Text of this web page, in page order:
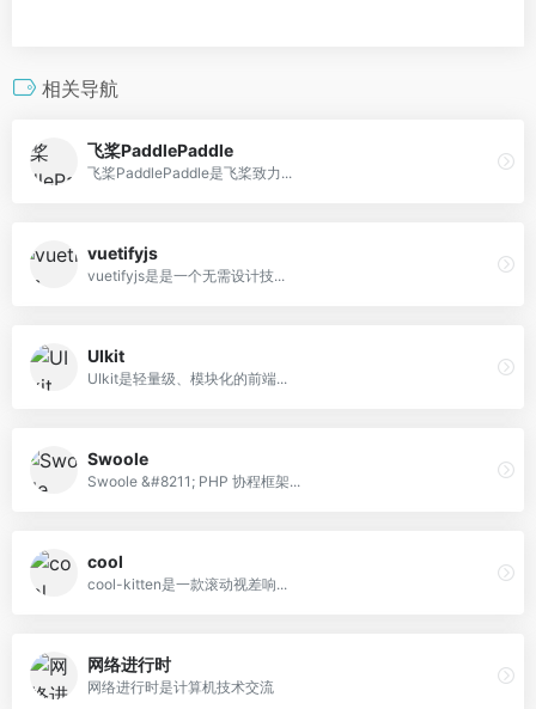
相关导航
飞桨PaddlePaddle
飞桨PaddlePaddle是飞桨致力...
vuetifyjs
vuetifyjs是是一个无需设计技...
UIkit
UIkit是轻量级、模块化的前端...
Swoole
Swoole &#8211; PHP 协程框架...
cool
cool-kitten是一款滚动视差响...
网络进行时
网络进行时是计算机技术交流